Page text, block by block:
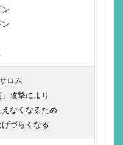
ン
ン
ロム
」攻撃により
なくなるため
づらくなる